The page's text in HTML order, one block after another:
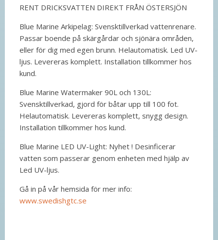
RENT DRICKSVATTEN DIREKT FRÅN ÖSTERSJÖN
Blue Marine Arkipelag: Svensktillverkad vattenrenare.
Passar boende på skärgårdar och sjönära områden,
eller för dig med egen brunn. Helautomatisk. Led UV-
ljus. Levereras komplett. Installation tillkommer hos
kund.
Blue Marine Watermaker 90L och 130L:
Svensktillverkad, gjord för båtar upp till 100 fot.
Helautomatisk. Levereras komplett, snygg design.
Installation tillkommer hos kund.
Blue Marine LED UV-Light: Nyhet ! Desinficerar
vatten som passerar genom enheten med hjälp av
Led UV-ljus.
Gå in på vår hemsida för mer info:
www.swedishgtc.se